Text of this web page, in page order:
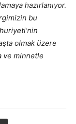
hazırlanıyor.
bu
olmak üzere
ve minnetle